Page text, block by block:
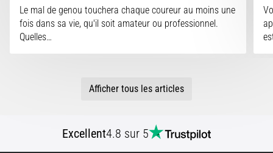
Le mal de genou touchera chaque coureur au moins une
fois dans sa vie, qu'il soit amateur ou professionnel.
Quelles…
Afficher tous les articles
Excellent4.8 sur 5